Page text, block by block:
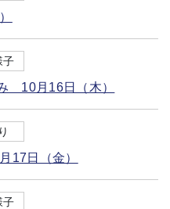
子
10月16日（木）
17日（金）
子